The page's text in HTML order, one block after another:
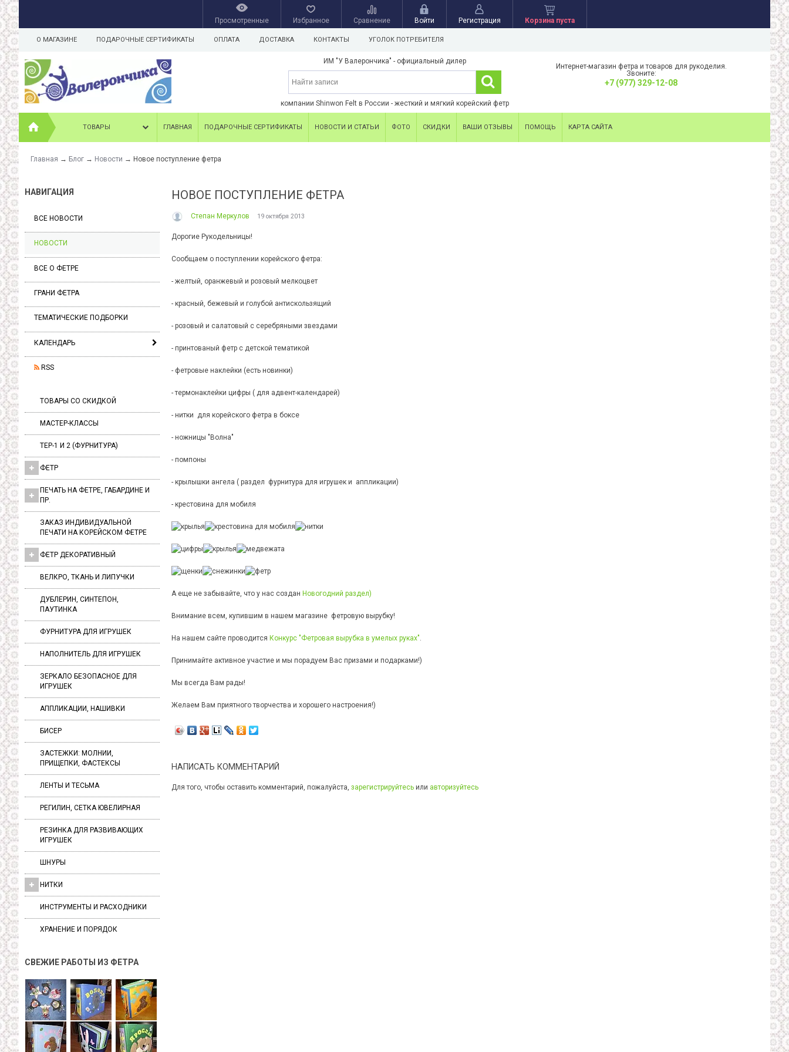
Просмотренные Избранное Сравнение Войти Регистрация Корзина пуста
О МАГАЗИНЕ ПОДАРОЧНЫЕ СЕРТИФИКАТЫ ОПЛАТА ДОСТАВКА КОНТАКТЫ УГОЛОК ПОТРЕБИТЕЛЯ
ИМ "У Валерончика" - официальный дилер
компании Shinwon Felt в России - жесткий и мягкий корейский фетр
Интернет-магазин фетра и товаров для рукоделия.
Звоните:
+7 (977) 329-12-08
ТОВАРЫ ГЛАВНАЯ ПОДАРОЧНЫЕ СЕРТИФИКАТЫ НОВОСТИ И СТАТЬИ ФОТО СКИДКИ ВАШИ ОТЗЫВЫ ПОМОЩЬ КАРТА САЙТА
Главная → Блог → Новости → Новое поступление фетра
НАВИГАЦИЯ
ВСЕ НОВОСТИ
НОВОСТИ
ВСЕ О ФЕТРЕ
ГРАНИ ФЕТРА
ТЕМАТИЧЕСКИЕ ПОДБОРКИ
КАЛЕНДАРЬ
RSS
ТОВАРЫ СО СКИДКОЙ
МАСТЕР-КЛАССЫ
ТЕР-1 И 2 (ФУРНИТУРА)
ФЕТР
ПЕЧАТЬ НА ФЕТРЕ, ГАБАРДИНЕ И
ПР.
ЗАКАЗ ИНДИВИДУАЛЬНОЙ
ПЕЧАТИ НА КОРЕЙСКОМ ФЕТРЕ
ФЕТР ДЕКОРАТИВНЫЙ
ВЕЛКРО, ТКАНЬ И ЛИПУЧКИ
ДУБЛЕРИН, СИНТЕПОН,
ПАУТИНКА
ФУРНИТУРА ДЛЯ ИГРУШЕК
НАПОЛНИТЕЛЬ ДЛЯ ИГРУШЕК
ЗЕРКАЛО БЕЗОПАСНОЕ ДЛЯ
ИГРУШЕК
АППЛИКАЦИИ, НАШИВКИ
БИСЕР
ЗАСТЕЖКИ: МОЛНИИ,
ПРИЩЕПКИ, ФАСТЕКСЫ
ЛЕНТЫ И ТЕСЬМА
РЕГИЛИН, СЕТКА ЮВЕЛИРНАЯ
РЕЗИНКА ДЛЯ РАЗВИВАЮЩИХ
ИГРУШЕК
ШНУРЫ
НИТКИ
ИНСТРУМЕНТЫ И РАСХОДНИКИ
ХРАНЕНИЕ И ПОРЯДОК
СВЕЖИЕ РАБОТЫ ИЗ ФЕТРА
НОВОЕ ПОСТУПЛЕНИЕ ФЕТРА
Степан Меркулов 19 октября 2013
Дорогие Рукодельницы!
Сообщаем о поступлении корейского фетра:
- желтый, оранжевый и розовый мелкоцвет
- красный, бежевый и голубой антискользящий
- розовый и салатовый с серебряными звездами
- принтованый фетр с детской тематикой
- фетровые наклейки (есть новинки)
- термонаклейки цифры ( для адвент-календарей)
- нитки для корейского фетра в боксе
- ножницы "Волна"
- помпоны
- крылышки ангела ( раздел фурнитура для игрушек и аппликации)
- крестовина для мобиля
А еще не забывайте, что у нас создан Новогодний раздел)
Внимание всем, купившим в нашем магазине фетровую вырубку!
На нашем сайте проводится Конкурс "Фетровая вырубка в умелых руках".
Принимайте активное участие и мы порадуем Вас призами и подарками!)
Мы всегда Вам рады!
Желаем Вам приятного творчества и хорошего настроения!)
НАПИСАТЬ КОММЕНТАРИЙ
Для того, чтобы оставить комментарий, пожалуйста, зарегистрируйтесь или авторизуйтесь